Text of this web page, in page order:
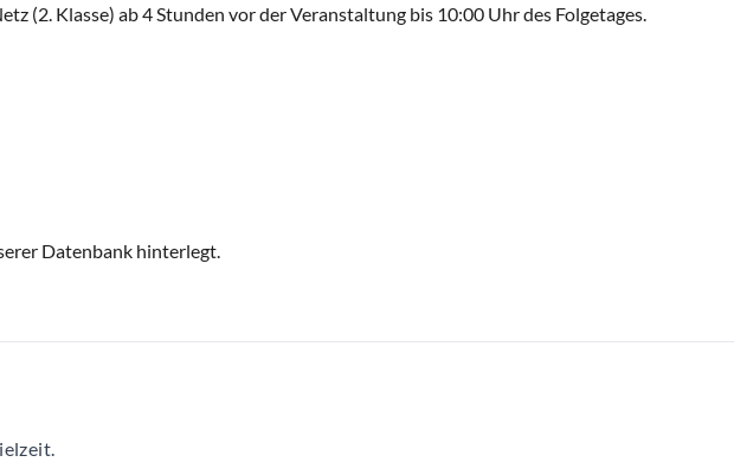
(2. Klasse) ab 4 Stunden vor der Veranstaltung bis 10:00 Uhr des Folgetages.
Datenbank hinterlegt.